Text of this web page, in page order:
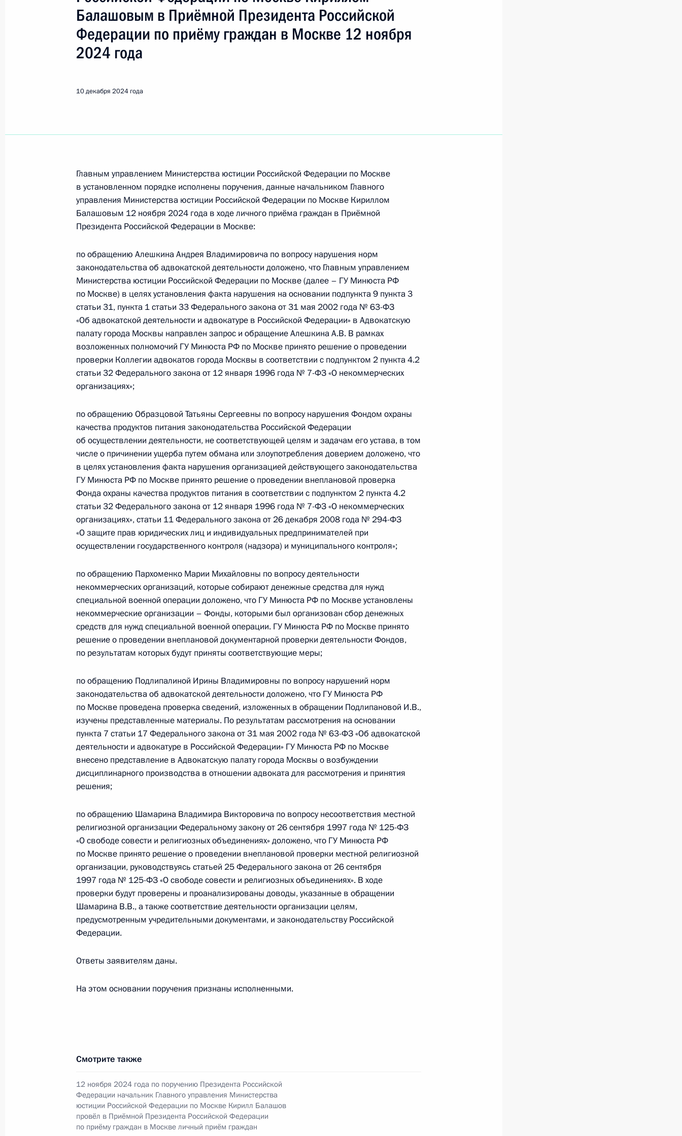
22 мая 2025 года, четверг
Исполнены поручения, данные по результатам личного приёма, проведённого
управления Министерства юстиции Российской Федерации по Москве Кириллом
22 мая 2025 года, 15:56
22 апреля 2025 года, вторник
22 апреля 2025 года по поручению Президента Российской Федерации начальник
Главного управления Министерства юстиции Российской Федерации по Москве
Кирилл Балашов провёл в Приёмной Президента Российской Федерации по приёму
22 апреля 2025 года, 16:17
10 декабря 2024 года, вторник
Исполнены поручения, данные по результатам личного приёма, проведённого
по поручению Президента Российской Федерации начальником Главного
управления Министерства юстиции Российской Федерации по Москве Кириллом
Балашовым в Приёмной Президента Российской Федерации по приёму граждан
в Москве 12 ноября 2024 года
12 ноября 2024 года, вторник
12 ноября 2024 года по поручению Президента Российской Федерации начальник
Главного управления Министерства юстиции Российской Федерации по Москве
Кирилл Балашов провёл в Приёмной Президента Российской Федерации по приёму
граждан в Москве личный приём граждан
12 ноября 2024 года, 16:06
24 мая 2024 года, пятница
Исполнены поручения, данные по результатам личного приёма, проведённого
по поручению Президента Российской Федерации начальником Главного
управления Министерства юстиции Российской Федерации по Москве Кириллом
Балашовым в Приёмной Президента Российской Федерации по приёму граждан
в Москве 24 апреля 2024 года
24 апреля 2024 года, среда
24 апреля 2024 года по поручению Президента Российской Федерации начальник
Главного управления Министерства юстиции Российской Федерации по Москве
Кирилл Балашов провёл в Приёмной Президента Российской Федерации по приёму
граждан в Москве личный приём граждан
24 апреля 2024 года, 15:48
28 декабря 2023 года, четверг
Исполнены поручения, данные по результатам личного приёма, проведённого
по поручению Президента Российской Федерации начальником Главного
управления Министерства юстиции Российской Федерации по Москве Кириллом
Балашовым в Приёмной Президента Российской Федерации по приёму граждан
в Москве 29 ноября 2023 года
28 декабря 2023 года, 19:13
29 ноября 2023 года, 18:30
12 мая 2023 года, пятница
Исполнены поручения, данные по результатам личного приёма, проведённого
Балашовым в Приёмной Президента Российской
Федерации по приёму граждан в Москве 12 ноября
2024 года
10 декабря 2024 года
Главным управлением Министерства юстиции Российской Федерации по Москве
в установленном порядке исполнены поручения, данные начальником Главного
управления Министерства юстиции Российской Федерации по Москве Кириллом
Балашовым 12 ноября 2024 года в ходе личного приёма граждан в Приёмной
Президента Российской Федерации в Москве:
по обращению Алешкина Андрея Владимировича по вопросу нарушения норм
законодательства об адвокатской деятельности доложено, что Главным управлением
Министерства юстиции Российской Федерации по Москве (далее – ГУ Минюста РФ
по Москве) в целях установления факта нарушения на основании подпункта 9 пункта 3
статьи 31, пункта 1 статьи 33 Федерального закона от 31 мая 2002 года № 63-ФЗ
«Об адвокатской деятельности и адвокатуре в Российской Федерации» в Адвокатскую
палату города Москвы направлен запрос и обращение Алешкина А.В. В рамках
возложенных полномочий ГУ Минюста РФ по Москве принято решение о проведении
проверки Коллегии адвокатов города Москвы в соответствии с подпунктом 2 пункта 4.2
статьи 32 Федерального закона от 12 января 1996 года № 7-ФЗ «О некоммерческих
организациях»;
по обращению Образцовой Татьяны Сергеевны по вопросу нарушения Фондом охраны
качества продуктов питания законодательства Российской Федерации
об осуществлении деятельности, не соответствующей целям и задачам его устава, в том
числе о причинении ущерба путем обмана или злоупотребления доверием доложено, что
в целях установления факта нарушения организацией действующего законодательства
ГУ Минюста РФ по Москве принято решение о проведении внеплановой проверка
Фонда охраны качества продуктов питания в соответствии с подпунктом 2 пункта 4.2
статьи 32 Федерального закона от 12 января 1996 года № 7-ФЗ «О некоммерческих
организациях», статьи 11 Федерального закона от 26 декабря 2008 года № 294-ФЗ
«О защите прав юридических лиц и индивидуальных предпринимателей при
осуществлении государственного контроля (надзора) и муниципального контроля»;
по обращению Пархоменко Марии Михайловны по вопросу деятельности
некоммерческих организаций, которые собирают денежные средства для нужд
специальной военной операции доложено, что ГУ Минюста РФ по Москве установлены
некоммерческие организации – Фонды, которыми был организован сбор денежных
средств для нужд специальной военной операции. ГУ Минюста РФ по Москве принято
решение о проведении внеплановой документарной проверки деятельности Фондов,
по результатам которых будут приняты соответствующие меры;
по обращению Подлипалиной Ирины Владимировны по вопросу нарушений норм
законодательства об адвокатской деятельности доложено, что ГУ Минюста РФ
по Москве проведена проверка сведений, изложенных в обращении Подлипановой И.В.,
изучены представленные материалы. По результатам рассмотрения на основании
пункта 7 статьи 17 Федерального закона от 31 мая 2002 года № 63-ФЗ «Об адвокатской
деятельности и адвокатуре в Российской Федерации» ГУ Минюста РФ по Москве
внесено представление в Адвокатскую палату города Москвы о возбуждении
дисциплинарного производства в отношении адвоката для рассмотрения и принятия
решения;
по обращению Шамарина Владимира Викторовича по вопросу несоответствия местной
религиозной организации Федеральному закону от 26 сентября 1997 года № 125-ФЗ
«О свободе совести и религиозных объединениях» доложено, что ГУ Минюста РФ
по Москве принято решение о проведении внеплановой проверки местной религиозной
организации, руководствуясь статьей 25 Федерального закона от 26 сентября
1997 года № 125-ФЗ «О свободе совести и религиозных объединениях». В ходе
проверки будут проверены и проанализированы доводы, указанные в обращении
Шамарина В.В., а также соответствие деятельности организации целям,
предусмотренным учредительными документами, и законодательству Российской
Федерации.
Ответы заявителям даны.
На этом основании поручения признаны исполненными.
Смотрите также
12 ноября 2024 года по поручению Президента Российской
Федерации начальник Главного управления Министерства
юстиции Российской Федерации по Москве Кирилл Балашов
провёл в Приёмной Президента Российской Федерации
по приёму граждан в Москве личный приём граждан